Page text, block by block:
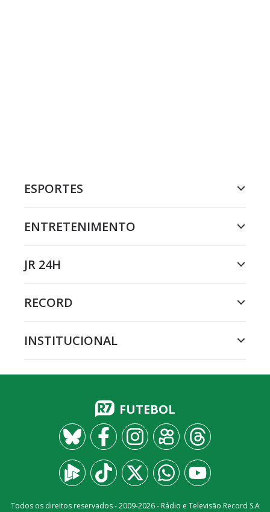
ESPORTES
ENTRETENIMENTO
JR 24H
RECORD
INSTITUCIONAL
FUTEBOL
Todos os direitos reservados - 2009-2026- Rádio e Televisão Record S.A